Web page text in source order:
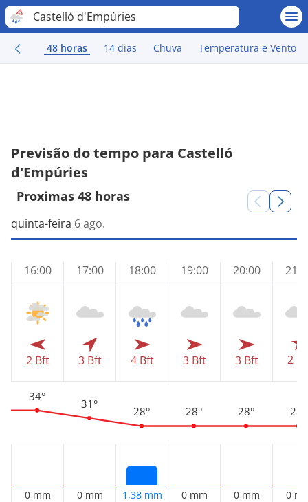
Castelló d'Empúries
48 horas 14 dias Chuva Temperatura e Vento
Previsão do tempo para Castelló
d'Empúries
Proximas 48 horas
quinta-feira 6 ago.
16:00
2 Bft
34°
0 mm
17:00
3 Bft
31°
0 mm
18:00
4 Bft
28°
1,38 mm
19:00
3 Bft
28°
0 mm
20:00
3 Bft
28°
0 mm
2
28°
0